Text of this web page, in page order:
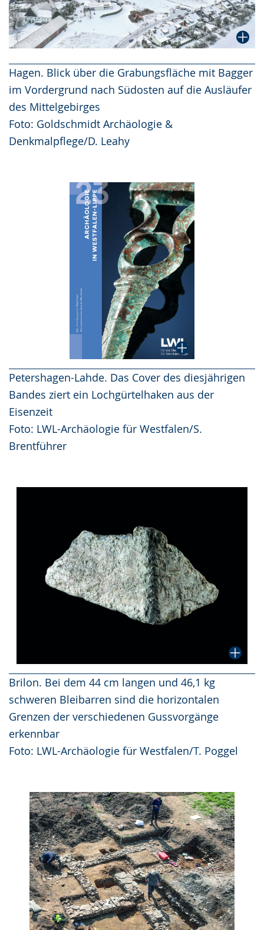
Hagen. Blick über die Grabungsfläche mit Bagger
im Vordergrund nach Südosten auf die Ausläufer
des Mittelgebirges
Foto: Goldschmidt Archäologie &
Denkmalpflege/D. Leahy
Petershagen-Lahde. Das Cover des diesjährigen
Bandes ziert ein Lochgürtelhaken aus der
Eisenzeit
Foto: LWL-Archäologie für Westfalen/S.
Brentführer
Brilon. Bei dem 44 cm langen und 46,1 kg
schweren Bleibarren sind die horizontalen
Grenzen der verschiedenen Gussvorgänge
erkennbar
Foto: LWL-Archäologie für Westfalen/T. Poggel